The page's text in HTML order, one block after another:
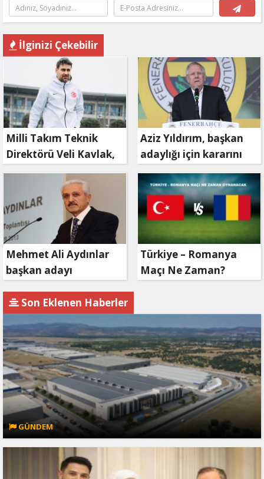
İlginizi Çekebilir
Milli Takım Teknik
Direktörü Veli Kavlak,
görevinden ayrıldı
Aziz Yıldırım, başkan
adaylığı için kararını
verdi
Mehmet Ali Aydınlar
başkan adayı
Türkiye – Romanya
Maçı Ne Zaman?
Son Eklenen Haberler
GÜNDEM